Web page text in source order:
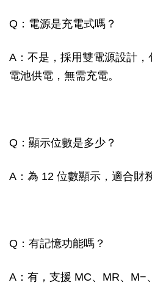
Q：電源是充電式嗎？
A：不是，採用雙電源設計
電池供電，無需充電。
Q：顯示位數是多少？
A：為 12 位數顯示，適合財
Q：有記憶功能嗎？
A：有，支援 MC、MR、M−